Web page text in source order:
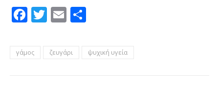
Facebook
Twitter
Email
γάμος ζευγάρι ψυχική υγεία